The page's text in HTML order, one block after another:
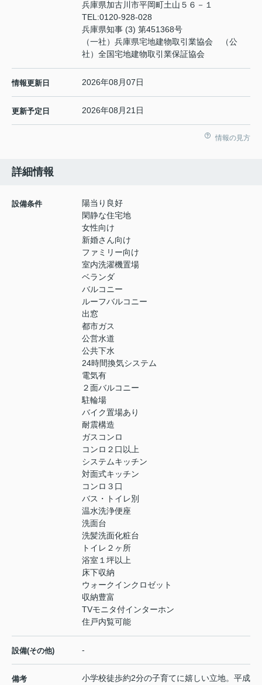
兵庫県加古川市平岡町土山５６－１
TEL:0120-928-028
兵庫県知事 (3) 第451368号
（一社）兵庫県宅地建物取引業協会 （公
社）全国宅地建物取引業保証協会
情報更新日 2026年08月07日
更新予定日 2026年08月21日
情報の見方
詳細情報
設備条件
陽当り良好
閑静な住宅地
女性向け
新婚さん向け
ファミリー向け
室内洗濯機置場
ベランダ
バルコニー
ルーフバルコニー
出窓
都市ガス
公営水道
公共下水
24時間換気システム
電気有
２面バルコニー
駐輪場
バイク置場あり
耐震構造
ガスコンロ
コンロ２口以上
システムキッチン
対面式キッチン
コンロ３口
バス・トイレ別
温水洗浄便座
洗面台
洗髪洗面化粧台
トイレ２ヶ所
浴室１坪以上
床下収納
ウォークインクロゼット
収納豊富
TVモニタ付インターホン
住戸内覧可能
設備(その他) -
備考
小学校徒歩約2分の子育てに嬉しい立地。平成